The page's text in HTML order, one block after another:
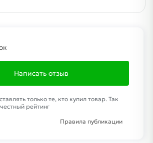
Написать отзыв
только те, кто купил товар. Так
рейтинг
Правила публикации